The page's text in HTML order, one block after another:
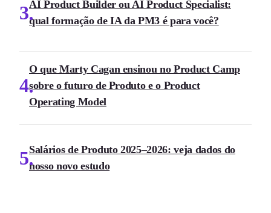
3AI Product Builder ou AI Product Specialist:
qual formação de IA da PM3 é para você?
4
O que Marty Cagan ensinou no Product Camp
sobre o futuro de Produto e o Product
Operating Model
5Salários de Produto 2025–2026: veja dados do
nosso novo estudo